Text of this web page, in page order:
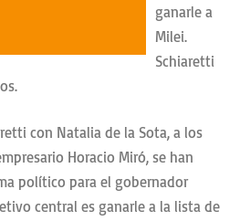
ganarle a
Milei.
Schiaretti
con Natalia de la Sota, a los
Horacio Miró, se han
político para el gobernador
central es ganarle a la lista de